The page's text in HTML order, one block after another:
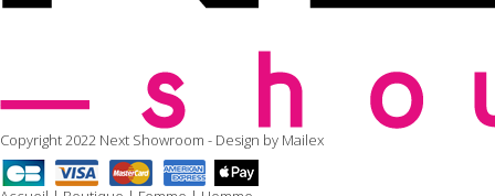
Copyright 2022 Next Showroom - Design by Mailex